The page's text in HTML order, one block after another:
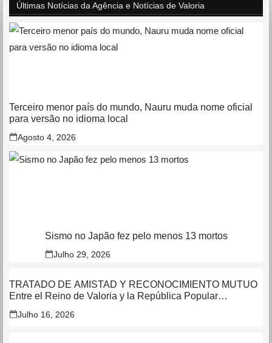
Últimas Notícias da Agência e Notícias de Valoria
Terceiro menor país do mundo, Nauru muda nome oficial
para versão no idioma local
Agosto 4, 2026
Sismo no Japão fez pelo menos 13 mortos
Julho 29, 2026
TRATADO DE AMISTAD Y RECONOCIMIENTO MUTUO
Entre el Reino de Valoria y la República Popular
Democrática de Gaztaño
Julho 16, 2026